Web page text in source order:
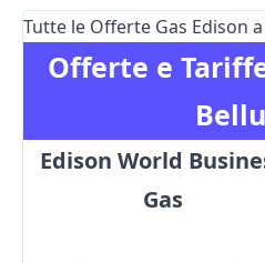
Tutte le Offerte Gas Edison
Offerte e
Edison World
Gas